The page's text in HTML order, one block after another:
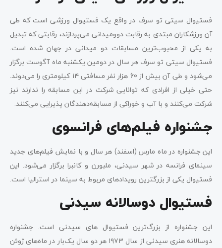
فستیوال سیتی تو سرف در واقع یک فستیوال ورزشی است که طی
آن ورزشکاران مبتدی به رقابت دوومیدانی می‌پردازند، رقابتی که تبدیل
به یکی از محبوب‌ترین مسابقات دو میدانی در جهان شده است.
فستیوال سیتی ‌تو سرف هر سال در دومین یکشنبه ماه آگوست برگزار
می‌شود و طی آن بیش از 60 هزار نفر مسافتی ۱۴ کیلومتری را می‌دوند.
حتی خیلی از افرادی که توانایی شرکت در این مسابقه را ندارند نیز
شرکت می‌کنند و با آب و خوراکی از مسابقه‌دهندگان پذیرایی می‌کنند.
جشنواره فیلم‌های فرانسوی
این جشنواره در ماه مارس (اسفند) هر سال و با نمایش فیلم‌های جدید
سینمای فرانسه در شهر سیدنی، ملبورن و کانبرا برگزار می‌شود. این
فستیوال یکی از بزرگترین رویدادهای مربوط به سینما در استرالیا است.
فستیوال دوسالانه سیدنی
این جشنواره از بزرگ‌ترین فستیوال های سیدنی است. جشنواره
دوسالانه هنری سیدنی از سال ۱۹۷۳ هر دو سال یک‌بار در ماه‌های ژوئن